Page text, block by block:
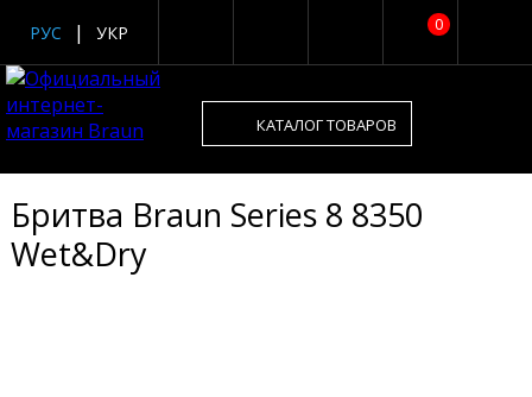
0
РУС УКР
КАТАЛОГ ТОВАРОВ
Бритва Braun Series 8 8350
Wet&Dry